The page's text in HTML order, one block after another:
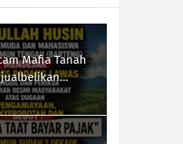
Mafia Tanah
Polres Padang
Tanah